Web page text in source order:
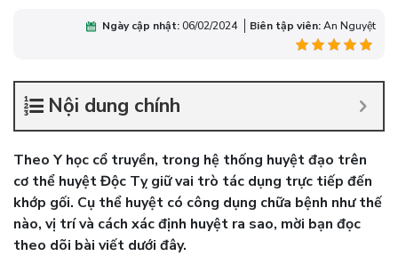
Ngày cập nhật:06/02/2024 Biên tập viên:An Nguyệt
Nội dung chính
Theo Y học cổ truyền, trong hệ thống huyệt đạo trên
cơ thể huyệt Độc Tỵ giữ vai trò tác dụng trực tiếp đến
khớp gối. Cụ thể huyệt có công dụng chữa bệnh như thế
nào, vị trí và cách xác định huyệt ra sao, mời bạn đọc
theo dõi bài viết dưới đây.